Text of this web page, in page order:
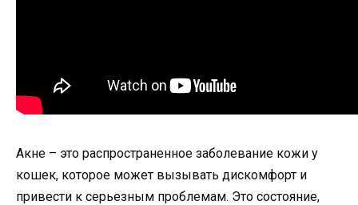
Акне – это распространенное заболевание кожи у
кошек, которое может вызывать дискомфорт и
привести к серьезным проблемам. Это состояние,